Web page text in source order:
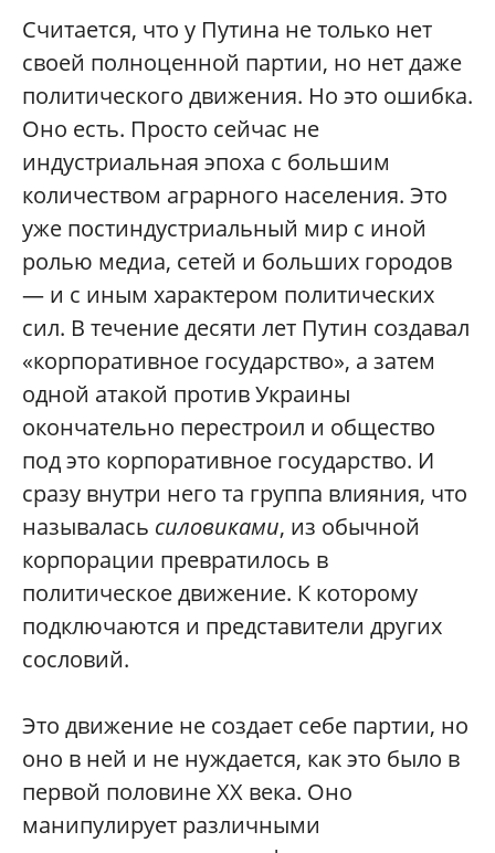
Считается, что у Путина не только нет
своей полноценной партии, но нет даже
политического движения. Но это ошибка.
Оно есть. Просто сейчас не
индустриальная эпоха с большим
количеством аграрного населения. Это
уже постиндустриальный мир с иной
ролью медиа, сетей и больших городов
— и с иным характером политических
сил. В течение десяти лет Путин создавал
«корпоративное государство», а затем
одной атакой против Украины
окончательно перестроил и общество
под это корпоративное государство. И
сразу внутри него та группа влияния, что
называлась силовиками, из обычной
корпорации превратилось в
политическое движение. К которому
подключаются и представители других
сословий.
Это движение не создает себе партии, но
оно в ней и не нуждается, как это было в
первой половине ХХ века. Оно
манипулирует различными